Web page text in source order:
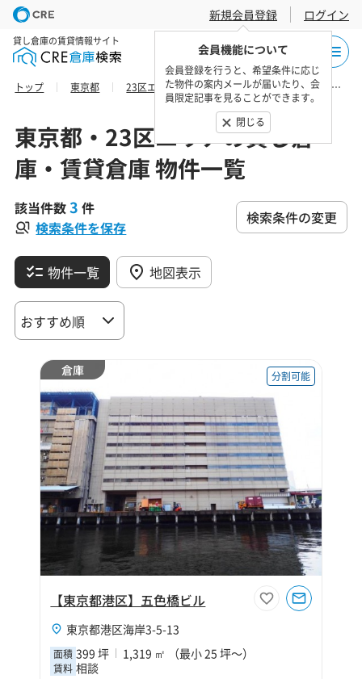
新規会員登録
会員機能について
会員登録を行うと、希望条件に応じ
た物件の案内メールが届いたり、会
員限定記事を見ることができます。
閉じる
ログイン
貸し倉庫の賃貸情報サイト
トップ 東京都 23区エリア 港区の貸し倉庫・賃貸倉庫 物件一覧
東京都・23区エリアの貸し倉
庫・賃貸倉庫 物件一覧
該当件数3 件
検索条件を保存
検索条件の変更
物件一覧 地図表示
倉庫 分割可能
【東京都港区】五色橋ビル
東京都港区海岸3-5-13
面積 399 坪 1,319 ㎡ （最小 25 坪～）
賃料 相談